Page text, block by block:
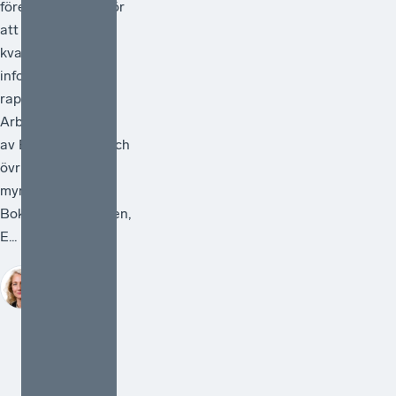
föreslå åtgärder för
att förstärka
kvaliteten i den
information som
rapporteras.
Arbetet ska ledas
av Bolagsverket och
övriga deltagande
myndigheter är
Bokföringsnämnden,
E...